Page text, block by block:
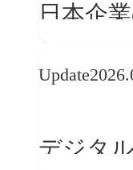
日本企
レンド
Update
デジタ